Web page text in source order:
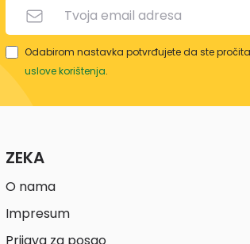
Odabirom nastavka potvrđujete da ste
uslove korištenja.
ZEKA
O nama
Impresum
Prijava za posao